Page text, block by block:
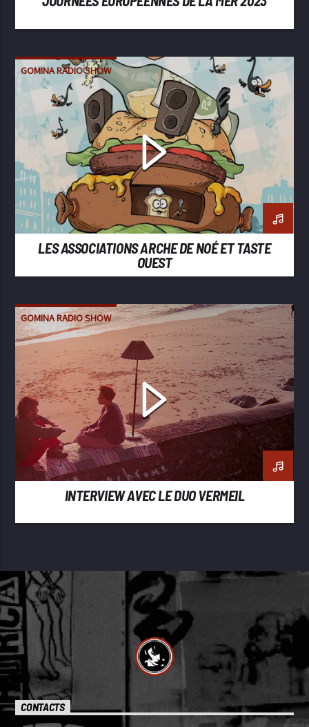
GOMINA RADIO SHOW
LES ASSOCIATIONS ARCHE DE NOÉ ET TASTE
OUEST
GOMINA RADIO SHOW
INTERVIEW AVEC LE DUO VERMEIL
CONTACTS